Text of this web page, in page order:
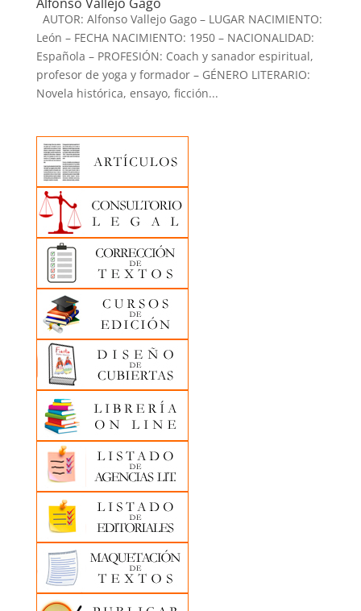
AUTOR: Alfonso Vallejo Gago – LUGAR NACIMIENTO:
León – FECHA NACIMIENTO: 1950 – NACIONALIDAD:
Española – PROFESIÓN: Coach y sanador espiritual,
profesor de yoga y formador – GÉNERO LITERARIO:
Novela histórica, ensayo, ficción...